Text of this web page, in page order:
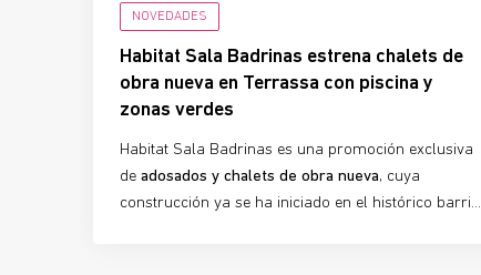
NOVEDADES
Habitat Sala Badrinas estrena chalets de
obra nueva en Terrassa con piscina y
zonas verdes
Habitat Sala Badrinas es una promoción exclusiva
de adosados y chalets de obra nueva, cuya
construcción ya se ha iniciado en el histórico barrio